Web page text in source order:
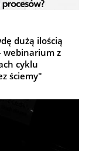
dużą ilością
webinarium z
cyklu
ściemy"